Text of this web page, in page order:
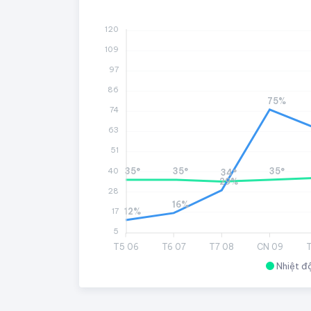
Nhiệt
T5 06 T6 07 T7 08 CN 09
35° 35° 34° 35°
12%
16%
29%
75%
120
109
97
86
74
63
51
40
28
17
5